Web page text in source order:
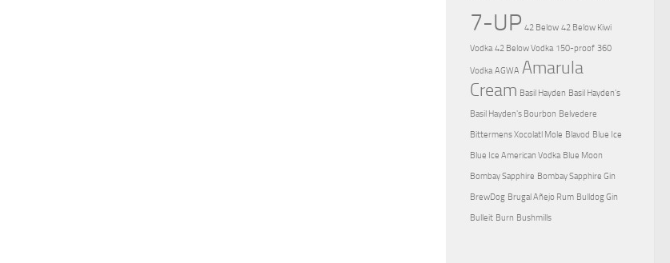
7-UP 42 Below 42 Below Kiwi
Vodka 42 Below Vodka 150-proof 360
Vodka AGWA Amarula
Cream Basil Hayden Basil Hayden's
Basil Hayden's Bourbon Belvedere
Bittermens Xocolatl Mole Blavod Blue Ice
Blue Ice American Vodka Blue Moon
Bombay Sapphire Bombay Sapphire Gin
BrewDog Brugal Añejo Rum Bulldog Gin
Bulleit Burn Bushmills